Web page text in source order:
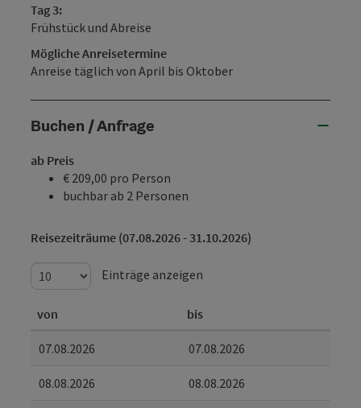
Tag 3:
Frühstück und Abreise
Mögliche Anreisetermine
Anreise täglich von April bis Oktober
Buchen / Anfrage
ab Preis
€ 209,00 pro Person
buchbar ab 2 Personen
Reisezeiträume (07.08.2026 - 31.10.2026)
Einträge anzeigen
von bis
07.08.2026 07.08.2026
08.08.2026 08.08.2026